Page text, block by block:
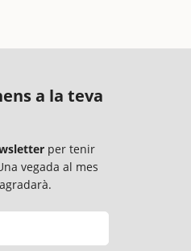
a la teva
per tenir
vegada al mes